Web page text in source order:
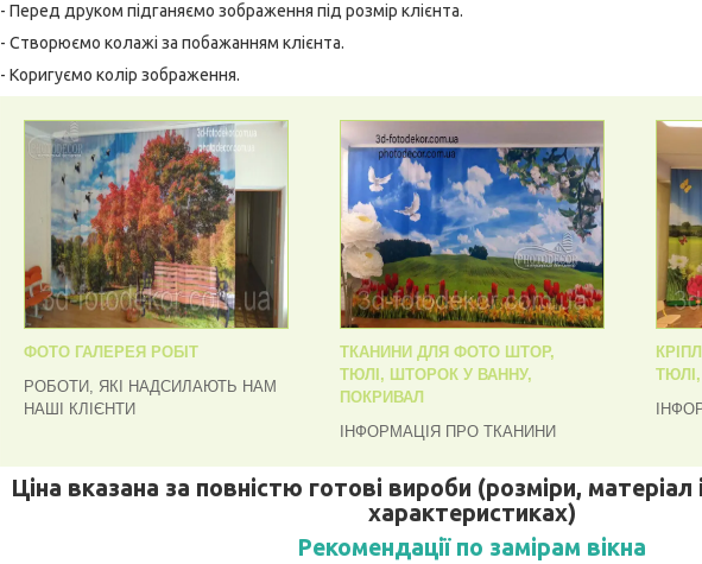
- Перед друком підганяємо зображення під розмір клієнта.
- Створюємо колажі за побажанням клієнта.
- Коригуємо колір зображення.
ФОТО ГАЛЕРЕЯ РОБІТ
РОБОТИ, ЯКІ НАДСИЛАЮТЬ НАМ
НАШІ КЛІЄНТИ
ТКАНИНИ ДЛЯ ФОТО ШТОР,
ТЮЛІ, ШТОРОК У ВАННУ,
ПОКРИВАЛ
ІНФОРМАЦІЯ ПРО ТКАНИНИ
Ціна вказана за повністю готові вироби (розміри, матеріал
характеристиках)
Рекомендації по замірам вікна